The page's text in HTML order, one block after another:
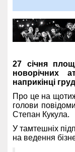
27 січня
новорічних
наприкінці
Про це на
голови
Степан Кукула.
У тамтешніх
на ведення